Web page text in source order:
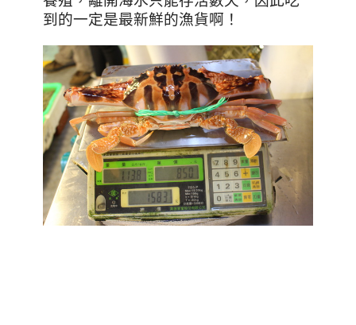
到的一定是最新鮮的漁貨啊！